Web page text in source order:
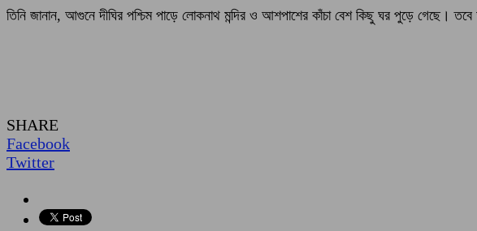
তিনি জানান, আগুনে দীঘির পশ্চিম পাড়ে লোকনাথ মন্দির ও আশপাশের কাঁচা বেশ কিছু ঘর পুড়ে গেছে। তবে
SHARE
Facebook
Twitter